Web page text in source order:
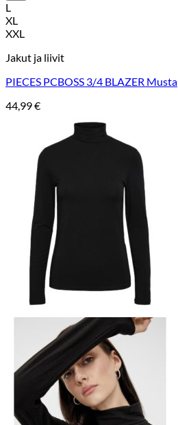
L
XL
XXL
Jakut ja liivit
PIECES PCBOSS 3/4 BLAZER Musta
44,99€